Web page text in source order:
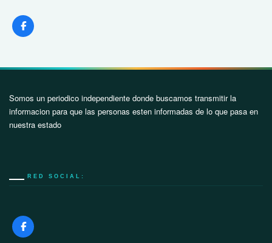
Somos un periodico independiente donde buscamos transmitir la
informacion para que las personas esten informadas de lo que pasa en
nuestra estado
RED SOCIAL: